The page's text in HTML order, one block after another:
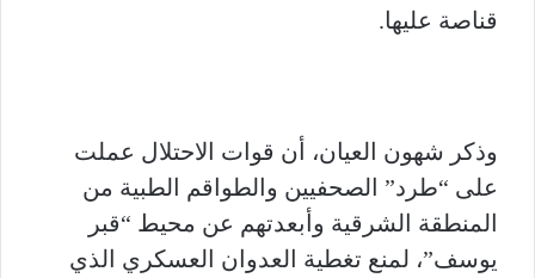
قناصة عليها.
وذكر شهون العيان، أن قوات الاحتلال عملت
على “طرد” الصحفيين والطواقم الطبية من
المنطقة الشرقية وأبعدتهم عن محيط “قبر
يوسف”، لمنع تغطية العدوان العسكري الذي